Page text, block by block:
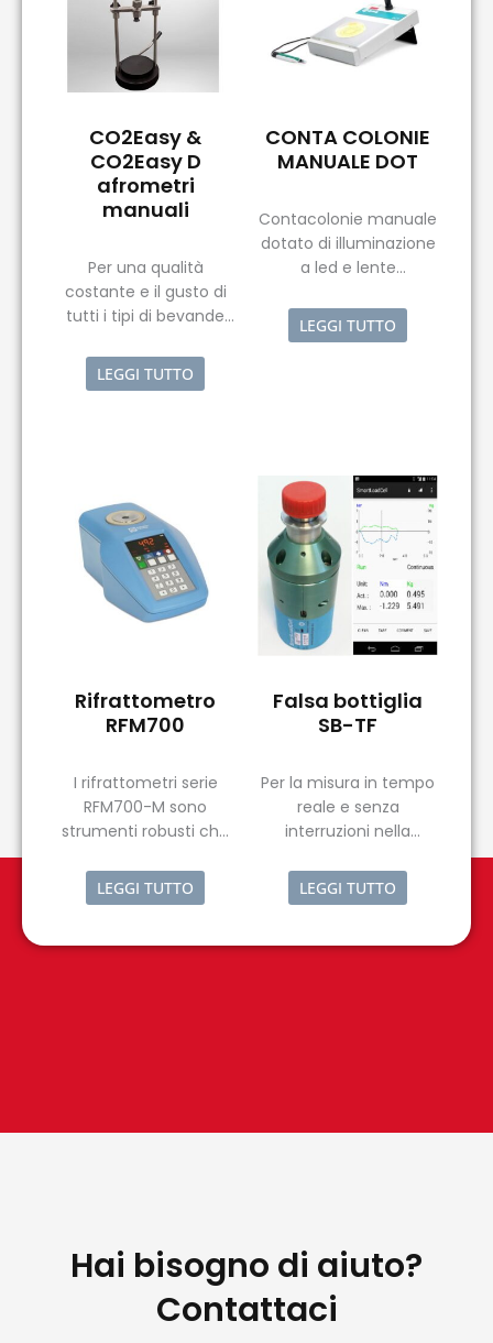
CO2Easy &
CO2Easy D
afrometri
manuali
Per una qualità
costante e il gusto di
tutti i tipi di bevande
critico è il contenuto di
CO2 (anidride
LEGGI TUTTO
CONTA COLONIE
MANUALE DOT
Contacolonie manuale
dotato di illuminazione
a led e lente
semplificazione e
l’ottimizzazione del
LEGGI TUTTO
Rifrattometro
RFM700
I rifrattometri serie
RFM700-M sono
strumenti robusti che
applicazione nelle
industrie alimentari
vengono impiegati
LEGGI TUTTO
Falsa bottiglia
SB-TF
Per la misura in tempo
reale e senza
interruzioni nella
assiale e della coppia
torcente della
LEGGI TUTTO
Hai bisogno di aiuto?
Contattaci